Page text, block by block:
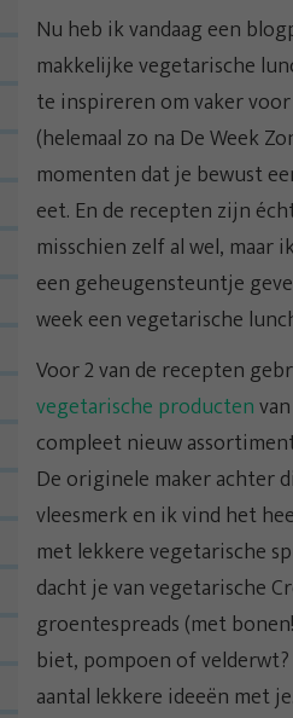
Nu heb ik vandaag een
makkelijke vegetarische
te inspireren om vaker
(helemaal zo na De Week
momenten dat je bewust
eet. En de recepten zijn
misschien zelf al wel, maar
een geheugensteuntje
week een vegetarische
Voor 2 van de recepten
vegetarische producten
compleet nieuw
De originele maker achter
vleesmerk en ik vind het
met lekkere vegetarische
dacht je van vegetarische
groentespreads (met
biet, pompoen of velderwt?
aantal lekkere ideeën met je.